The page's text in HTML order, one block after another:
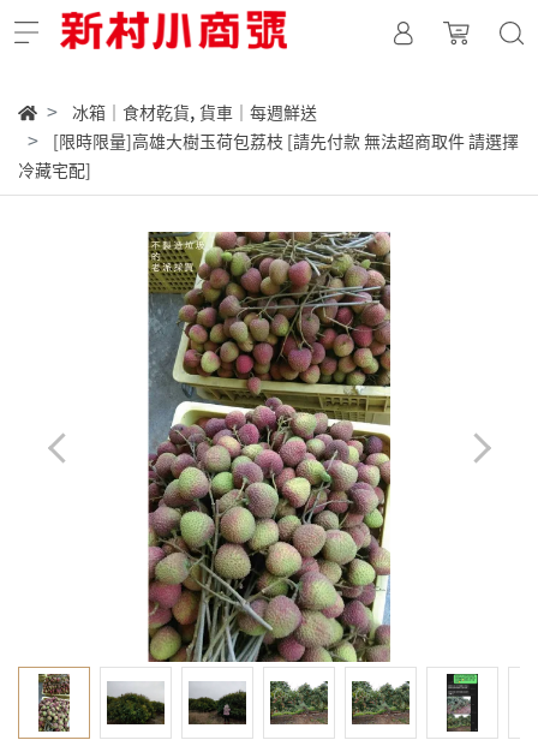
冰箱｜食材乾貨, 貨車｜每週鮮送
[限時限量]高雄大樹玉荷包荔枝 [請先付款 無法超商取件 請選擇
冷藏宅配]